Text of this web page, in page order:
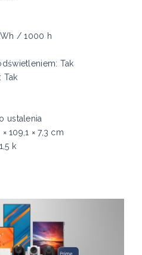
/ 1000 h
Tak
Tak
ustalenia
109,1 × 7,3 cm
k